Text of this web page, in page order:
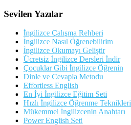
Sevilen Yazılar
İngilizce Çalışma Rehberi
İngilizce Nasıl Öğrenebilirim
İngilizce Okumayı Geliştir
Ücretsiz İngilizce Dersleri İndir
Çocuklar Gibi İngilizce Öğrenin
Dinle ve Cevapla Metodu
Effortless English
En İyi İngilizce Eğitim Seti
Hızlı İngilizce Öğrenme Teknikleri
Mükemmel İngilizcenin Anahtarı
Power English Seti